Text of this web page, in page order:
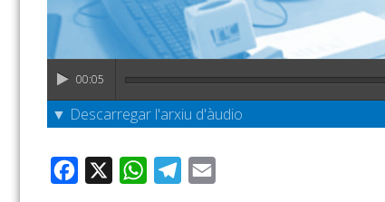
00:05
▼ Descarregar l'arxiu d'àudio
Facebook WhatsAppTelegram